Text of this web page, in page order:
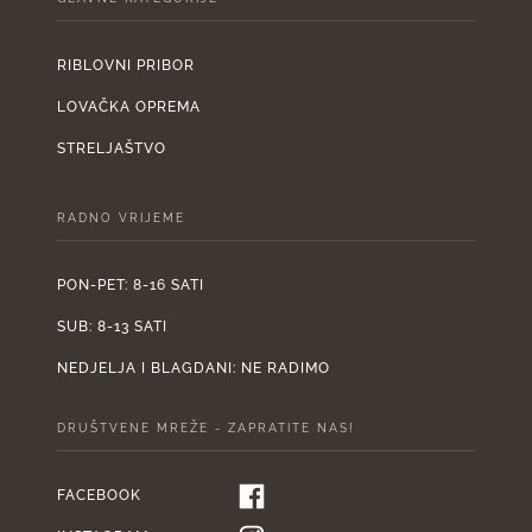
RIBLOVNI PRIBOR
LOVAČKA OPREMA
STRELJAŠTVO
RADNO VRIJEME
PON-PET: 8-16 SATI
SUB: 8-13 SATI
NEDJELJA I BLAGDANI: NE RADIMO
DRUŠTVENE MREŽE - ZAPRATITE NAS!
FACEBOOK